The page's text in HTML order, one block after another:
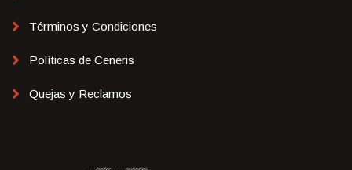
Términos y Condiciones
Políticas de Ceneris
Quejas y Reclamos